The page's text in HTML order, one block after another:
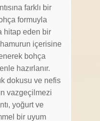
farklı bir
formuyla
hitap eden bir
içerisine
bohça
hazırlanır.
dokusu ve nefis
vazgeçilmezi
yoğurt ve
bir uyum